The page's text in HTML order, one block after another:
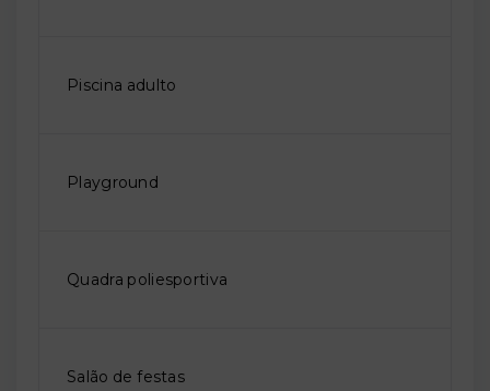
Piscina adulto
Playground
Quadra poliesportiva
Salão de festas